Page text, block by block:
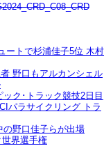
ートで杉浦佳子5位 木村
野口もアルカンシェル
ク･トラック競技2日目
パラサイクリング トラ
の野口佳子らが出場
世界選手権